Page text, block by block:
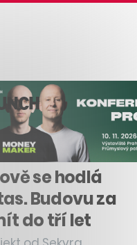
čtení
se hodlá
Budovu za
do tří let